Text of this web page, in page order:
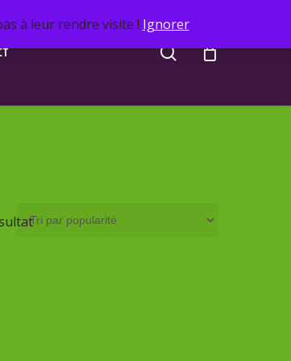
à leur rendre visite ! Ignorer
search